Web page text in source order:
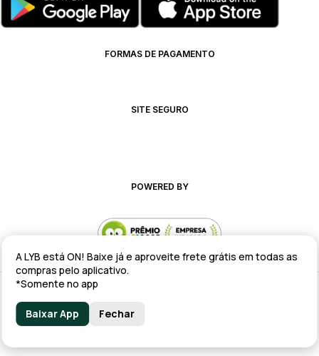
FORMAS DE PAGAMENTO
SITE SEGURO
POWERED BY
Alteração de preços e condições comerciais estão sujeitas a alteração
lyb @ 2025 - Av. Talma Rodrigues Ribeiro, 147 - Galpão 02 MOD
A LYB está ON! Baixe já e aproveite frete grátis em todas as
compras pelo aplicativo.
*Somente no app
Baixar App Fechar